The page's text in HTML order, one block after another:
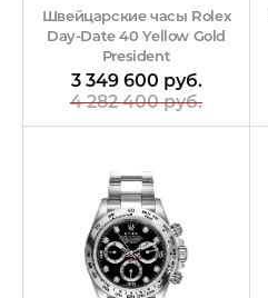
Швейцарские часы Rolex
Day-Date 40 Yellow Gold
President
3 349 600 руб.
4 282 400 руб.